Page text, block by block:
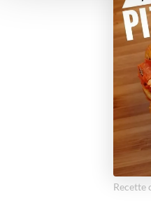
Recette